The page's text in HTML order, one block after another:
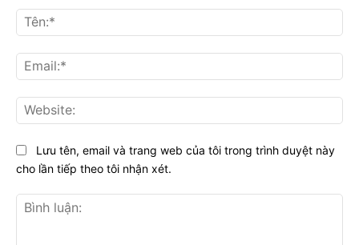
Lưu tên, email và trang web của tôi trong trình duyệt này
cho lần tiếp theo tôi nhận xét.